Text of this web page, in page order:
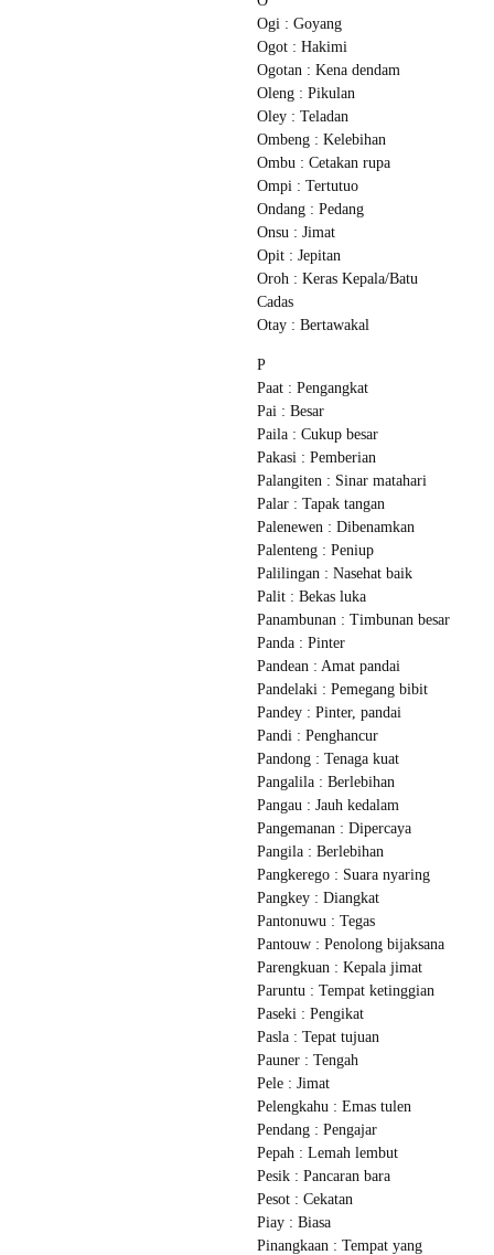
Ogi : Goyang
Ogot : Hakimi
Ogotan : Kena dendam
Oleng : Pikulan
Oley : Teladan
Ombeng : Kelebihan
Ombu : Cetakan rupa
Ompi : Tertutuo
Ondang : Pedang
Onsu : Jimat
Opit : Jepitan
Oroh : Keras Kepala/Batu
Cadas
Otay : Bertawakal
P
Paat : Pengangkat
Pai : Besar
Paila : Cukup besar
Pakasi : Pemberian
Palangiten : Sinar matahari
Palar : Tapak tangan
Palenewen : Dibenamkan
Palenteng : Peniup
Palilingan : Nasehat baik
Palit : Bekas luka
Panambunan : Timbunan besar
Panda : Pinter
Pandean : Amat pandai
Pandelaki : Pemegang bibit
Pandey : Pinter, pandai
Pandi : Penghancur
Pandong : Tenaga kuat
Pangalila : Berlebihan
Pangau : Jauh kedalam
Pangemanan : Dipercaya
Pangila : Berlebihan
Pangkerego : Suara nyaring
Pangkey : Diangkat
Pantonuwu : Tegas
Pantouw : Penolong bijaksana
Parengkuan : Kepala jimat
Paruntu : Tempat ketinggian
Paseki : Pengikat
Pasla : Tepat tujuan
Pauner : Tengah
Pele : Jimat
Pelengkahu : Emas tulen
Pendang : Pengajar
Pepah : Lemah lembut
Pesik : Pancaran bara
Pesot : Cekatan
Piay : Biasa
Pinangkaan : Tempat yang